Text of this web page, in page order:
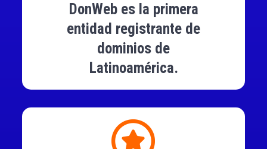
DonWeb es la primera
entidad registrante de
dominios de
Latinoamérica.